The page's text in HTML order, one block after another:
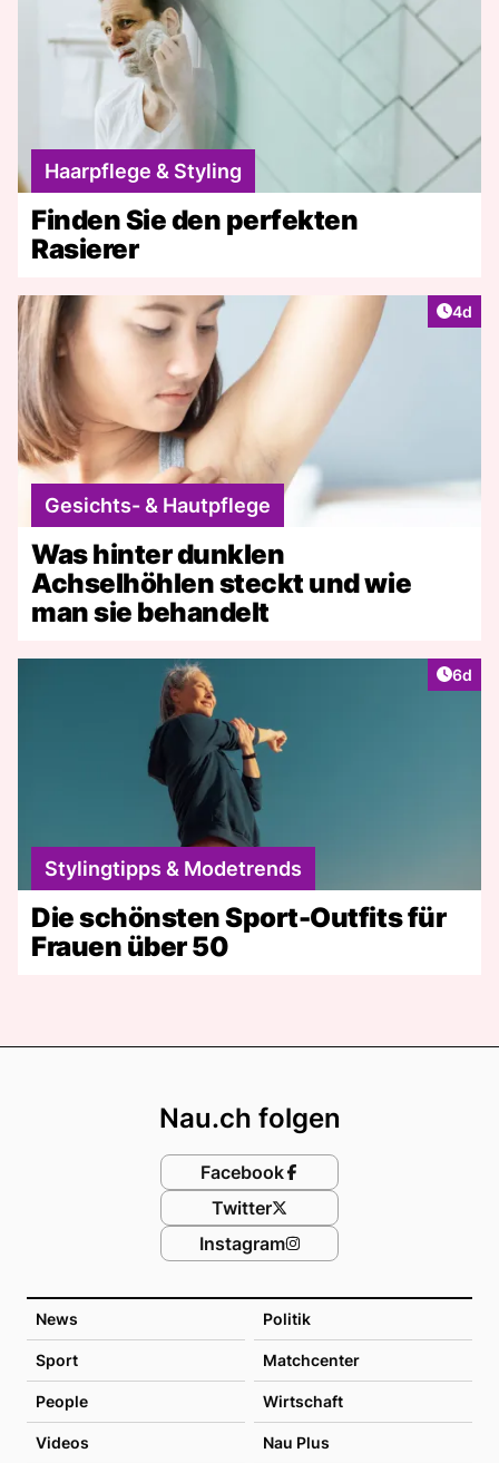
Haarpflege & Styling
Finden Sie den perfekten
Rasierer
4d
Gesichts- & Hautpflege
Was hinter dunklen
Achselhöhlen steckt und wie
man sie behandelt
6d
Stylingtipps & Modetrends
Die schönsten Sport-Outfits für
Frauen über 50
News Politik
Sport Matchcenter
People Wirtschaft
Videos Nau Plus
Nau.ch folgen
Facebook
Twitter
Instagram